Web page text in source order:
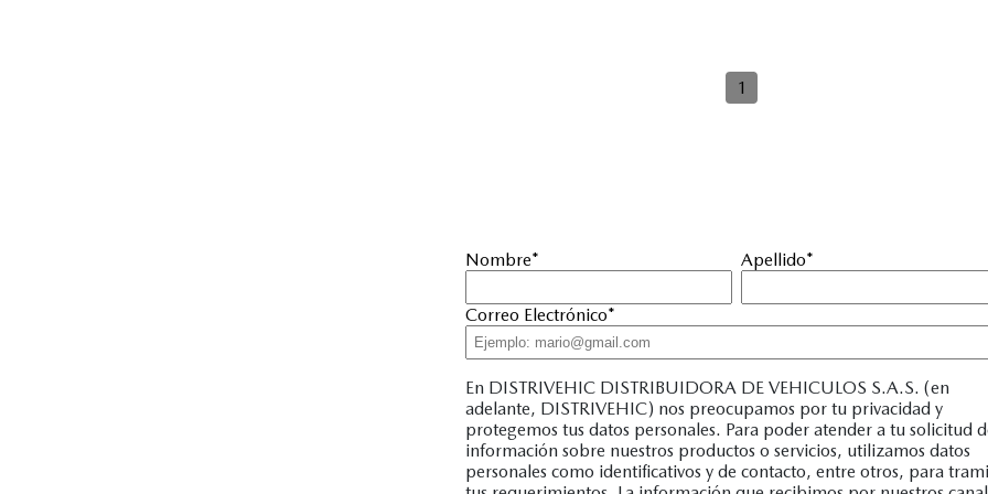
1
Nombre* Apellido*
Correo Electrónico*
En DISTRIVEHIC DISTRIBUIDORA DE VEHICULOS S.A.S. (en
adelante, DISTRIVEHIC) nos preocupamos por tu privacidad y
protegemos tus datos personales. Para poder atender a tu solicitud
información sobre nuestros productos o servicios, utilizamos datos
personales como identificativos y de contacto, entre otros, para